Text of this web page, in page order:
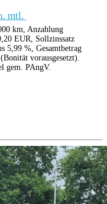
mtl.
km, Anzahlung
EUR, Sollzinssatz
5,99 %, Gesamtbetrag
vorausgesetzt).
gem. PAngV.